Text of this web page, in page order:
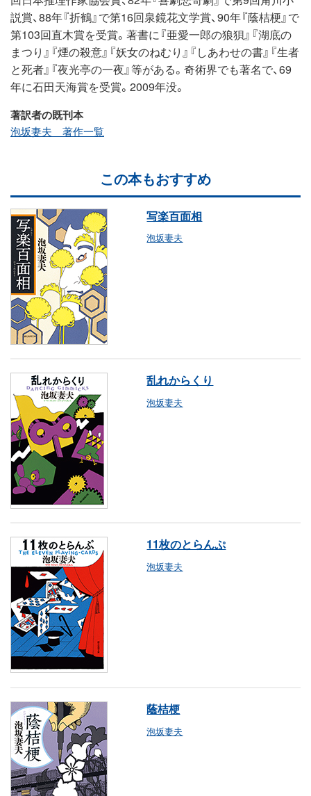
説賞、88年『折鶴』で第16回泉鏡花文学賞、90年『蔭桔梗』で
第103回直木賞を受賞。著書に『亜愛一郎の狼狽』『湖底の
まつり』『煙の殺意』『妖女のねむり』『しあわせの書』『生者
と死者』『夜光亭の一夜』等がある。奇術界でも著名で、69
年に石田天海賞を受賞。2009年没。
著訳者の既刊本
泡坂妻夫 著作一覧
この本もおすすめ
写楽百面相
泡坂妻夫
乱れからくり
泡坂妻夫
11枚のとらんぷ
泡坂妻夫
蔭桔梗
泡坂妻夫